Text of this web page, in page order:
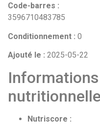
Code-barres :
3596710483785
Conditionnement : 0
Ajouté le : 2025-05-22
Informations
Nutriscore :